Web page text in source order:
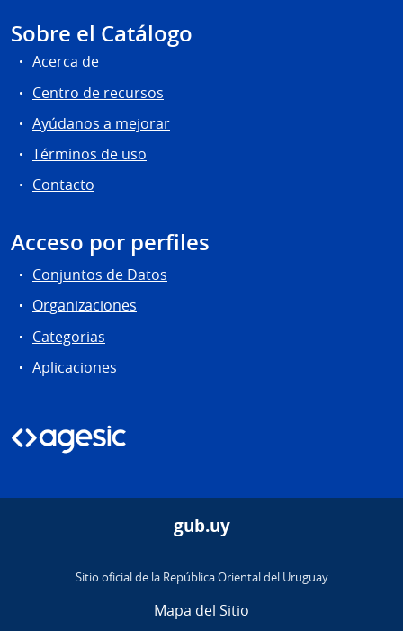
Sobre el Catálogo
Acerca de
Centro de recursos
Ayúdanos a mejorar
Términos de uso
Contacto
Acceso por perfiles
Conjuntos de Datos
Organizaciones
Categorias
Aplicaciones
gub.uy
Sitio oficial de la República Oriental del Uruguay
Mapa del Sitio